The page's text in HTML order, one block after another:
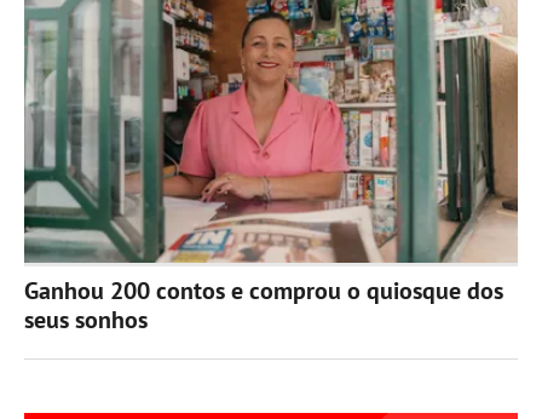
Ganhou 200 contos e comprou o quiosque dos
seus sonhos